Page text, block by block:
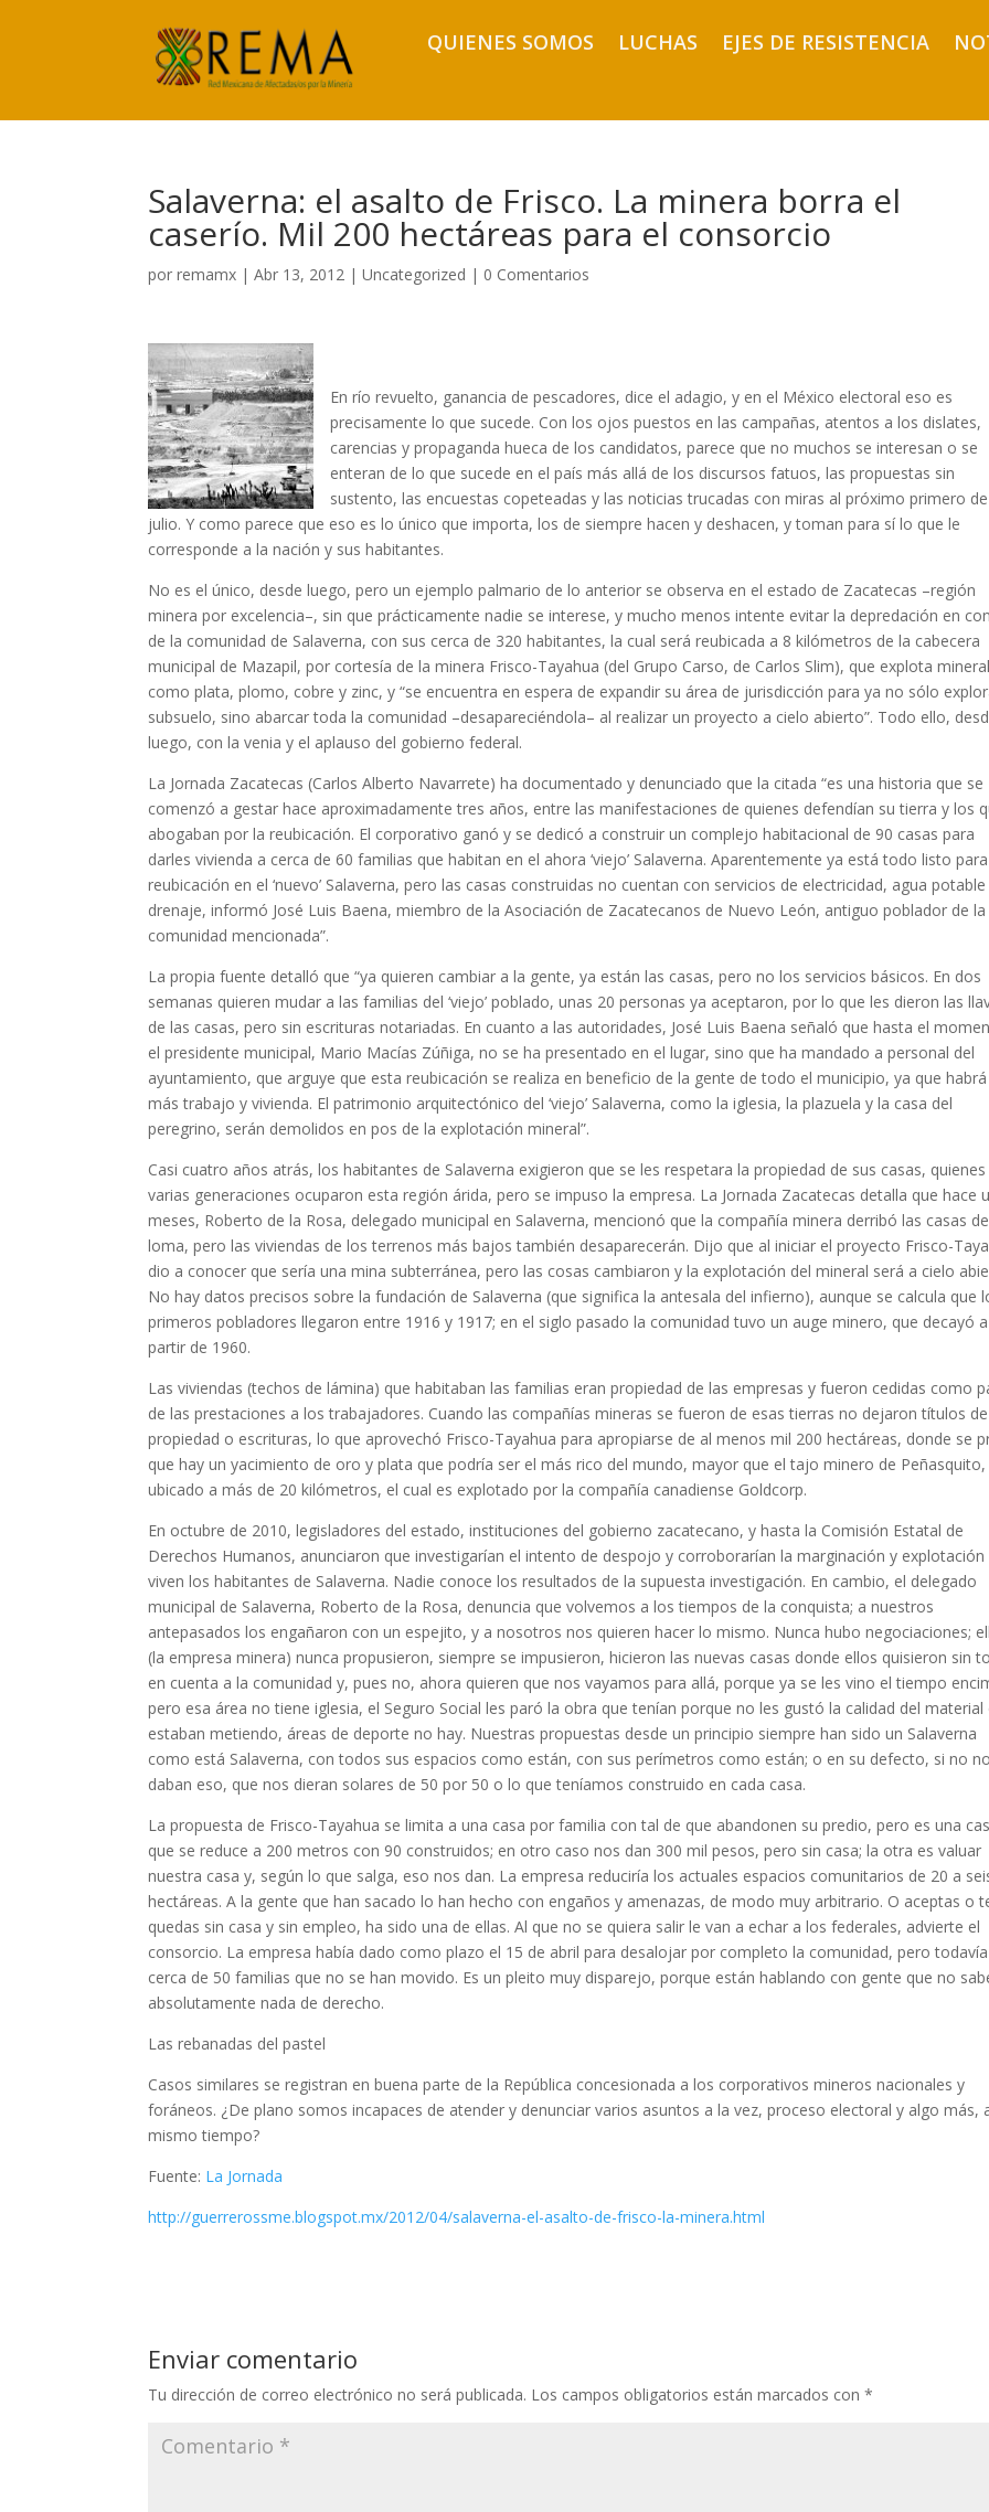
QUIENES SOMOS LUCHAS EJES DE RESISTENCIA
Salaverna: el asalto de Frisco. La minera borra el
caserío. Mil 200 hectáreas para el consorcio
porremamx |Abr 13, 2012 |Uncategorized | 0 Comentarios
En río revuelto, ganancia de pescadores, dice el adagio, y en el México electoral eso es
precisamente lo que sucede. Con los ojos puestos en las campañas, atentos a los dislates,
carencias y propaganda hueca de los candidatos, parece que no muchos se interesan o se
enteran de lo que sucede en el país más allá de los discursos fatuos, las propuestas sin
sustento, las encuestas copeteadas y las noticias trucadas con miras al próximo primero de
julio. Y como parece que eso es lo único que importa, los de siempre hacen y deshacen, y toman para sí lo que le
corresponde a la nación y sus habitantes.
No es el único, desde luego, pero un ejemplo palmario de lo anterior se observa en el estado de Zacatecas –región
minera por excelencia–, sin que prácticamente nadie se interese, y mucho menos intente evitar la depredación en
de la comunidad de Salaverna, con sus cerca de 320 habitantes, la cual será reubicada a 8 kilómetros de la cabecera
municipal de Mazapil, por cortesía de la minera Frisco-Tayahua (del Grupo Carso, de Carlos Slim), que explota
como plata, plomo, cobre y zinc, y “se encuentra en espera de expandir su área de jurisdicción para ya no sólo
subsuelo, sino abarcar toda la comunidad –desapareciéndola– al realizar un proyecto a cielo abierto”. Todo ello,
luego, con la venia y el aplauso del gobierno federal.
La Jornada Zacatecas (Carlos Alberto Navarrete) ha documentado y denunciado que la citada “es una historia que se
comenzó a gestar hace aproximadamente tres años, entre las manifestaciones de quienes defendían su tierra y los
abogaban por la reubicación. El corporativo ganó y se dedicó a construir un complejo habitacional de 90 casas para
darles vivienda a cerca de 60 familias que habitan en el ahora ‘viejo’ Salaverna. Aparentemente ya está todo listo
reubicación en el ‘nuevo’ Salaverna, pero las casas construidas no cuentan con servicios de electricidad, agua
drenaje, informó José Luis Baena, miembro de la Asociación de Zacatecanos de Nuevo León, antiguo poblador de la
comunidad mencionada”.
La propia fuente detalló que “ya quieren cambiar a la gente, ya están las casas, pero no los servicios básicos. En dos
semanas quieren mudar a las familias del ‘viejo’ poblado, unas 20 personas ya aceptaron, por lo que les dieron las
de las casas, pero sin escrituras notariadas. En cuanto a las autoridades, José Luis Baena señaló que hasta el
el presidente municipal, Mario Macías Zúñiga, no se ha presentado en el lugar, sino que ha mandado a personal del
ayuntamiento, que arguye que esta reubicación se realiza en beneficio de la gente de todo el municipio, ya que habrá
más trabajo y vivienda. El patrimonio arquitectónico del ‘viejo’ Salaverna, como la iglesia, la plazuela y la casa del
peregrino, serán demolidos en pos de la explotación mineral”.
Casi cuatro años atrás, los habitantes de Salaverna exigieron que se les respetara la propiedad de sus casas,
varias generaciones ocuparon esta región árida, pero se impuso la empresa. La Jornada Zacatecas detalla que hace
meses, Roberto de la Rosa, delegado municipal en Salaverna, mencionó que la compañía minera derribó las casas
loma, pero las viviendas de los terrenos más bajos también desaparecerán. Dijo que al iniciar el proyecto Frisco-
dio a conocer que sería una mina subterránea, pero las cosas cambiaron y la explotación del mineral será a cielo
No hay datos precisos sobre la fundación de Salaverna (que significa la antesala del infierno), aunque se calcula que
primeros pobladores llegaron entre 1916 y 1917; en el siglo pasado la comunidad tuvo un auge minero, que decayó a
partir de 1960.
Las viviendas (techos de lámina) que habitaban las familias eran propiedad de las empresas y fueron cedidas como
de las prestaciones a los trabajadores. Cuando las compañías mineras se fueron de esas tierras no dejaron títulos de
propiedad o escrituras, lo que aprovechó Frisco-Tayahua para apropiarse de al menos mil 200 hectáreas, donde se
que hay un yacimiento de oro y plata que podría ser el más rico del mundo, mayor que el tajo minero de Peñasquito,
ubicado a más de 20 kilómetros, el cual es explotado por la compañía canadiense Goldcorp.
En octubre de 2010, legisladores del estado, instituciones del gobierno zacatecano, y hasta la Comisión Estatal de
Derechos Humanos, anunciaron que investigarían el intento de despojo y corroborarían la marginación y explotación
viven los habitantes de Salaverna. Nadie conoce los resultados de la supuesta investigación. En cambio, el delegado
municipal de Salaverna, Roberto de la Rosa, denuncia que volvemos a los tiempos de la conquista; a nuestros
antepasados los engañaron con un espejito, y a nosotros nos quieren hacer lo mismo. Nunca hubo negociaciones;
(la empresa minera) nunca propusieron, siempre se impusieron, hicieron las nuevas casas donde ellos quisieron sin
en cuenta a la comunidad y, pues no, ahora quieren que nos vayamos para allá, porque ya se les vino el tiempo
pero esa área no tiene iglesia, el Seguro Social les paró la obra que tenían porque no les gustó la calidad del material
estaban metiendo, áreas de deporte no hay. Nuestras propuestas desde un principio siempre han sido un Salaverna
como está Salaverna, con todos sus espacios como están, con sus perímetros como están; o en su defecto, si no
daban eso, que nos dieran solares de 50 por 50 o lo que teníamos construido en cada casa.
La propuesta de Frisco-Tayahua se limita a una casa por familia con tal de que abandonen su predio, pero es una
que se reduce a 200 metros con 90 construidos; en otro caso nos dan 300 mil pesos, pero sin casa; la otra es valuar
nuestra casa y, según lo que salga, eso nos dan. La empresa reduciría los actuales espacios comunitarios de 20 a
hectáreas. A la gente que han sacado lo han hecho con engaños y amenazas, de modo muy arbitrario. O aceptas o
quedas sin casa y sin empleo, ha sido una de ellas. Al que no se quiera salir le van a echar a los federales, advierte el
consorcio. La empresa había dado como plazo el 15 de abril para desalojar por completo la comunidad, pero
cerca de 50 familias que no se han movido. Es un pleito muy disparejo, porque están hablando con gente que no
absolutamente nada de derecho.
Las rebanadas del pastel
Casos similares se registran en buena parte de la República concesionada a los corporativos mineros nacionales y
foráneos. ¿De plano somos incapaces de atender y denunciar varios asuntos a la vez, proceso electoral y algo más,
mismo tiempo?
Fuente: La Jornada
http://guerrerossme.blogspot.mx/2012/04/salaverna-el-asalto-de-frisco-la-minera.html
Enviar comentario
Tu dirección de correo electrónico no será publicada. Los campos obligatorios están marcados con*